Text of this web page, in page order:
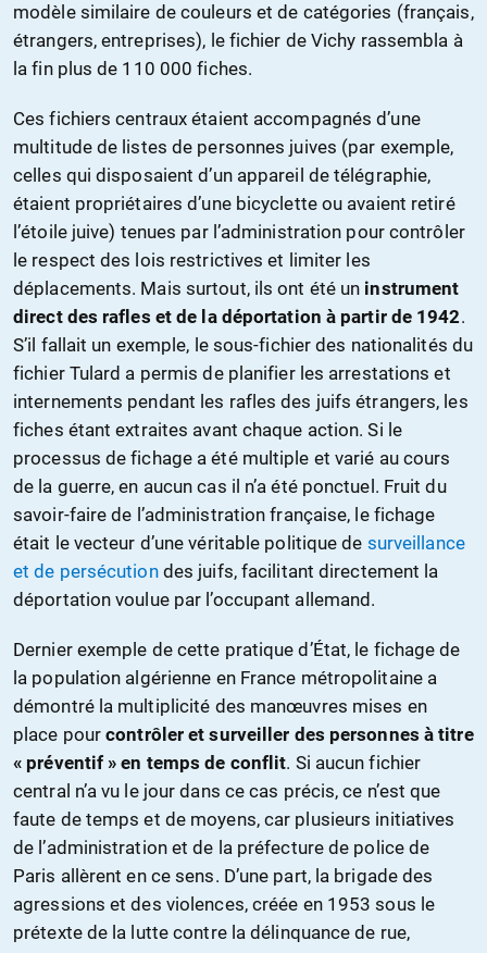
modèle similaire de couleurs et de catégories (français,
étrangers, entreprises), le fichier de Vichy rassembla à
la fin plus de 110 000 fiches.
Ces fichiers centraux étaient accompagnés d’une
multitude de listes de personnes juives (par exemple,
celles qui disposaient d’un appareil de télégraphie,
étaient propriétaires d’une bicyclette ou avaient retiré
l’étoile juive) tenues par l’administration pour contrôler
le respect des lois restrictives et limiter les
déplacements. Mais surtout, ils ont été un instrument
direct des rafles et de la déportation à partir de 1942.
S’il fallait un exemple, le sous-fichier des nationalités du
fichier Tulard a permis de planifier les arrestations et
internements pendant les rafles des juifs étrangers, les
fiches étant extraites avant chaque action. Si le
processus de fichage a été multiple et varié au cours
de la guerre, en aucun cas il n’a été ponctuel. Fruit du
savoir-faire de l’administration française, le fichage
était le vecteur d’une véritable politique de surveillance
et de persécutiondes juifs, facilitant directement la
déportation voulue par l’occupant allemand.
Dernier exemple de cette pratique d’État, le fichage de
la population algérienne en France métropolitaine a
démontré la multiplicité des manœuvres mises en
place pourcontrôler et surveiller des personnes à titre
« préventif » en temps de conflit. Si aucun fichier
central n’a vu le jour dans ce cas précis, ce n’est que
faute de temps et de moyens, car plusieurs initiatives
de l’administration et de la préfecture de police de
Paris allèrent en ce sens. D’une part, la brigade des
agressions et des violences, créée en 1953 sous le
prétexte de la lutte contre la délinquance de rue,